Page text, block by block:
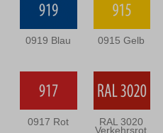
0919 Blau 0915 Gelb
0917 Rot RAL 3020
Verkehrsrot